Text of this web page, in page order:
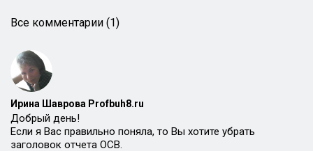
Все комментарии (1)
Ирина Шаврова Profbuh8.ru
Добрый день!
Если я Вас правильно поняла, то Вы хотите убрать
заголовок отчета ОСВ.